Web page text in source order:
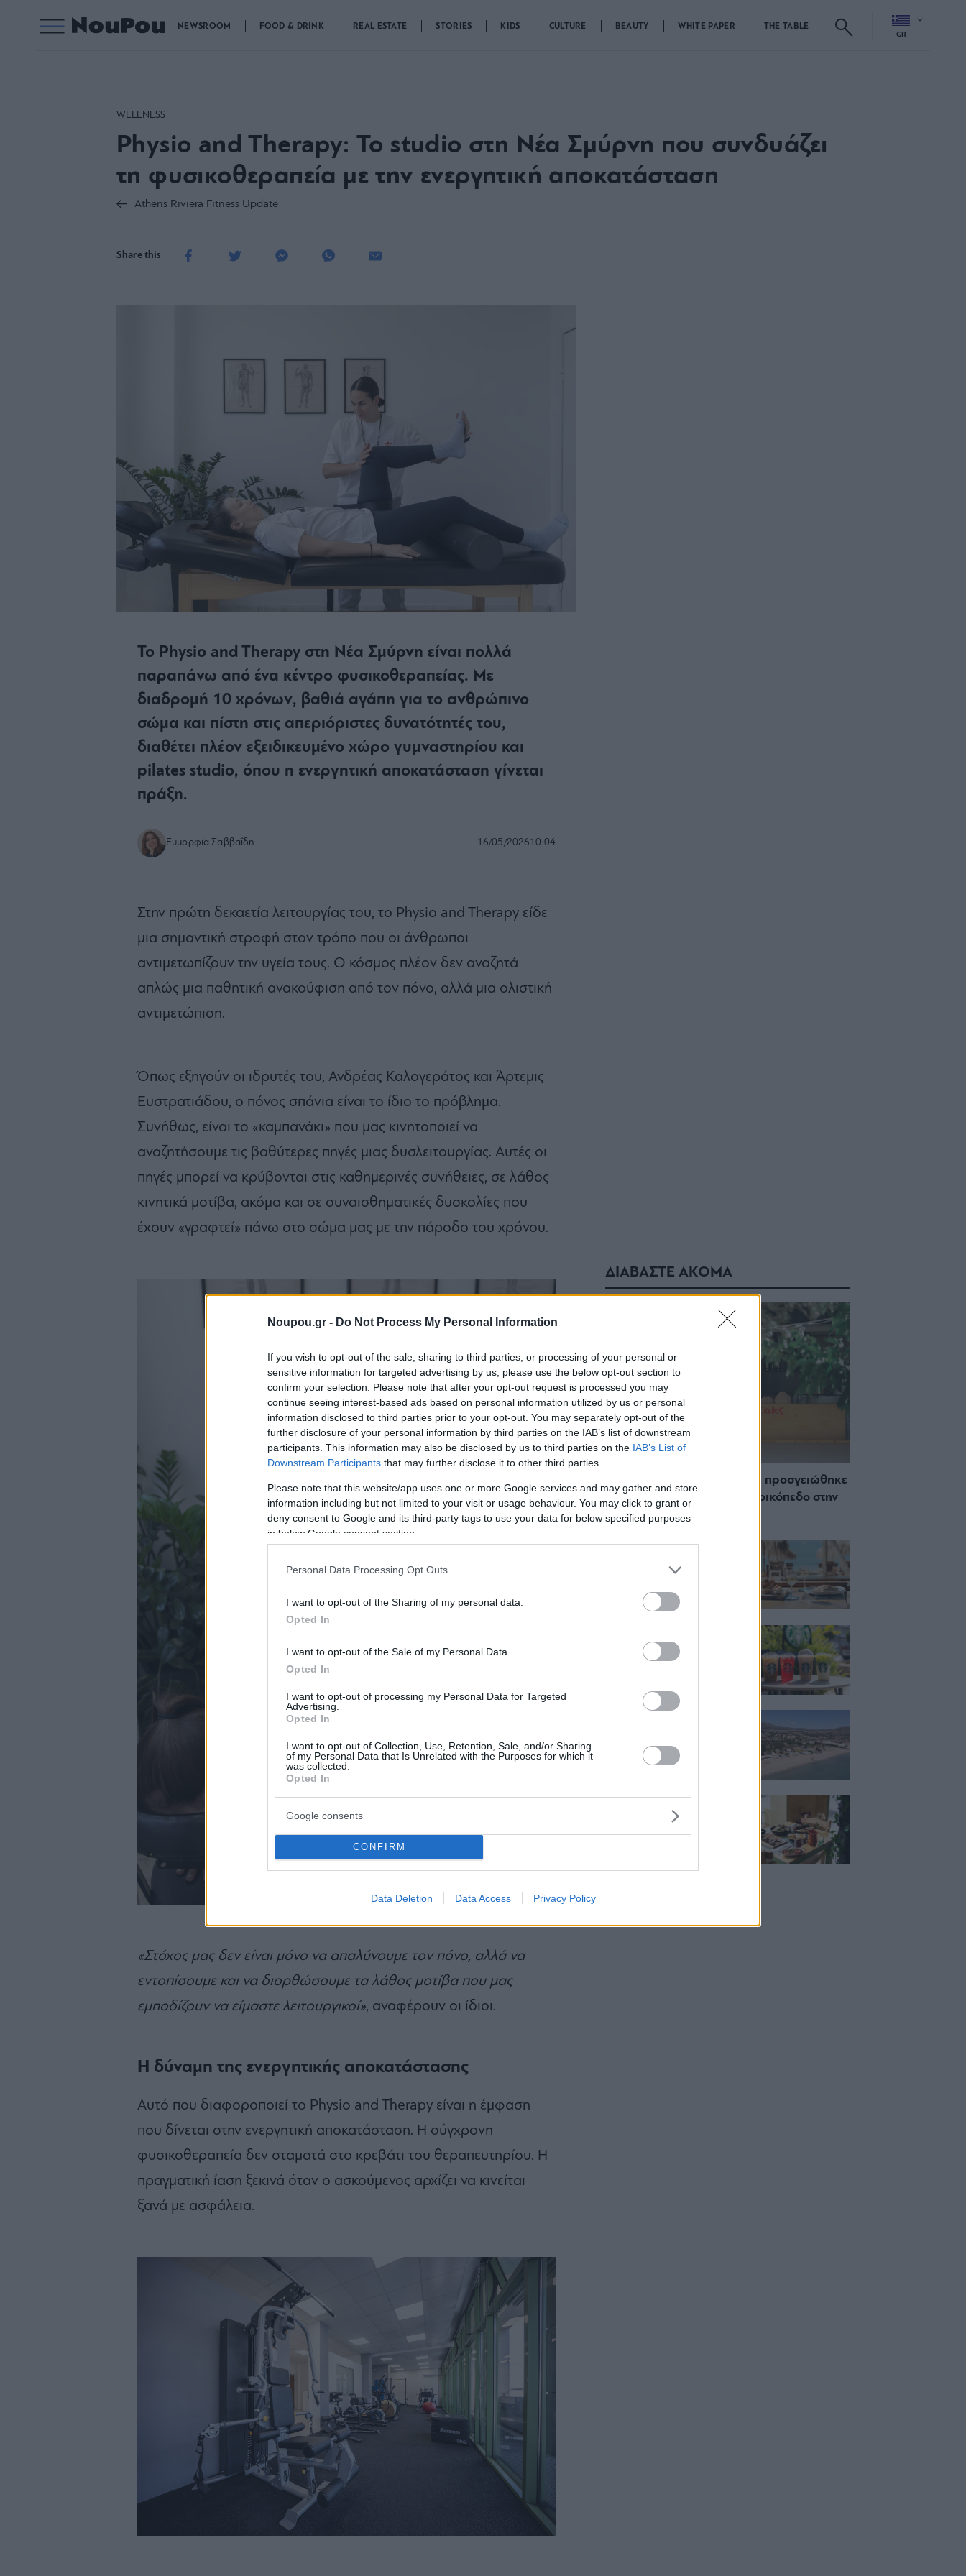
Noupou.gr - Do Not Process My Personal Information
If you wish to opt-out of the sale, sharing to third parties, or processing of your personal or
sensitive information for targeted advertising by us, please use the below opt-out section to
confirm your selection. Please note that after your opt-out request is processed you may
continue seeing interest-based ads based on personal information utilized by us or personal
information disclosed to third parties prior to your opt-out. You may separately opt-out of the
further disclosure of your personal information by third parties on the IAB’s list of downstream
participants. This information may also be disclosed by us to third parties on the IAB’s List of
Downstream Participants that may further disclose it to other third parties.
Please note that this website/app uses one or more Google services and may gather and store
information including but not limited to your visit or usage behaviour. You may click to grant or
deny consent to Google and its third-party tags to use your data for below specified purposes
in below Google consent section.
Personal Data Processing Opt Outs
I want to opt-out of the Sharing of my personal data.
Opted In
I want to opt-out of the Sale of my Personal Data.
Opted In
I want to opt-out of processing my Personal Data for Targeted
Advertising.
Opted In
I want to opt-out of Collection, Use, Retention, Sale, and/or Sharing
of my Personal Data that Is Unrelated with the Purposes for which it
was collected.
Opted In
Google consents
CONFIRM
Data Deletion Data Access Privacy Policy
NEWSROOM FOOD & DRINK REAL ESTATE STORIES KIDS CULTURE BEAUTY WHITE PAPER THE TABLE
GR
WELLNESS
Physio and Therapy: Το studio στη Νέα Σμύρνη που συνδυάζει
τη φυσικοθεραπεία με την ενεργητική αποκατάσταση
Athens Riviera Fitness Update
Share this
Το Physio and Therapy στη Νέα Σμύρνη είναι πολλά
παραπάνω από ένα κέντρο φυσικοθεραπείας. Με
διαδρομή 10 χρόνων, βαθιά αγάπη για το ανθρώπινο
σώμα και πίστη στις απεριόριστες δυνατότητές του,
διαθέτει πλέον εξειδικευμένο χώρο γυμναστηρίου και
pilates studio, όπου η ενεργητική αποκατάσταση γίνεται
πράξη.
Ευμορφία Σαββαΐδη 16/05/202610:04
Στην πρώτη δεκαετία λειτουργίας του, το Physio and Therapy είδε
μια σημαντική στροφή στον τρόπο που οι άνθρωποι
αντιμετωπίζουν την υγεία τους. Ο κόσμος πλέον δεν αναζητά
απλώς μια παθητική ανακούφιση από τον πόνο, αλλά μια ολιστική
αντιμετώπιση.
Όπως εξηγούν οι ιδρυτές του, Ανδρέας Καλογεράτος και Άρτεμις
Ευστρατιάδου, ο πόνος σπάνια είναι το ίδιο το πρόβλημα.
Συνήθως, είναι το «καμπανάκι» που μας κινητοποιεί να
αναζητήσουμε τις βαθύτερες πηγές μιας δυσλειτουργίας. Αυτές οι
πηγές μπορεί να κρύβονται στις καθημερινές συνήθειες, σε λάθος
κινητικά μοτίβα, ακόμα και σε συναισθηματικές δυσκολίες που
έχουν «γραφτεί» πάνω στο σώμα μας με την πάροδο του χρόνου.
«Στόχος μας δεν είναι μόνο να απαλύνουμε τον πόνο, αλλά να
εντοπίσουμε και να διορθώσουμε τα λάθος μοτίβα που μας
εμποδίζουν να είμαστε λειτουργικοί», αναφέρουν οι ίδιοι.
Η δύναμη της ενεργητικής αποκατάστασης
Αυτό που διαφοροποιεί το Physio and Therapy είναι η έμφαση
που δίνεται στην ενεργητική αποκατάσταση. Η σύγχρονη
φυσικοθεραπεία δεν σταματά στο κρεβάτι του θεραπευτηρίου. Η
πραγματική ίαση ξεκινά όταν ο ασκούμενος αρχίζει να κινείται
ξανά με ασφάλεια.
ΔΙΑΒΑΣΤΕ ΑΚΟΜΑ
Staks: Πώς μια cool καντίνα προσγειώθηκε
(και ρίζωσε) σε ένα αθέατο οικόπεδο στην
Ανάβυσσο
Από brunch μέχρι δείπνο
Bolivar πας (και) για το
δροσιά; Βρήκαμε το ρόφημα
που θα πίνεις όλο το
καλοκαίρι στα Starbucks
για την ιστορική πλαζ της
Αθηναϊκής Ριβιέρας
ταβέρνα στη Νέα Σμύρνη
όπου το κρέας μιλάει πρώτο